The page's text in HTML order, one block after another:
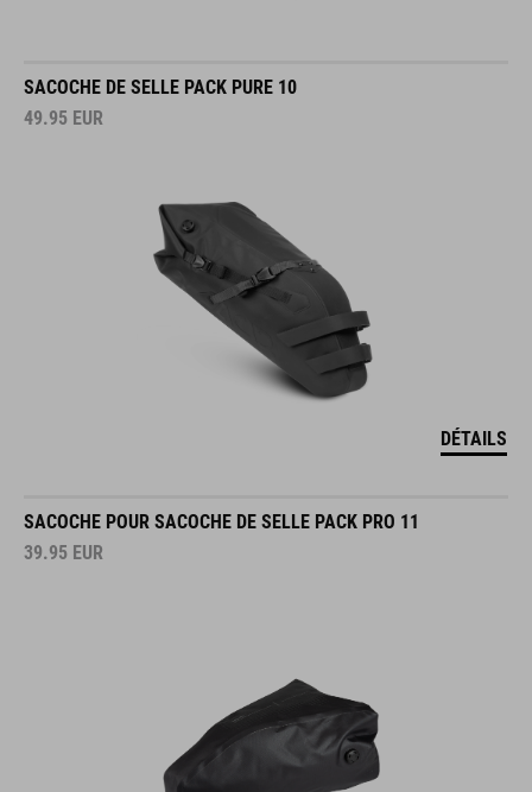
SACOCHE DE SELLE PACK PURE 10
49.95 EUR
DÉTAILS
SACOCHE POUR SACOCHE DE SELLE PACK PRO 11
39.95 EUR